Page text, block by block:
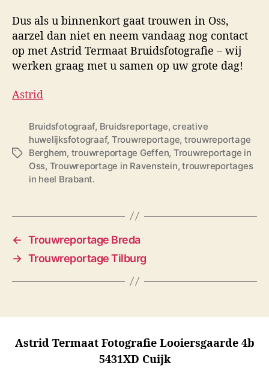
Dus als u binnenkort gaat trouwen in Oss,
aarzel dan niet en neem vandaag nog contact
op met Astrid Termaat Bruidsfotografie – wij
werken graag met u samen op uw grote dag!
Astrid
T
Bruidsfotograaf, Bruidsreportage,creative
huwelijksfotograaf, Trouwreportage, trouwreportage
Berghem, trouwreportage Geffen, Trouwreportage in
Oss, Trouwreportage in Ravenstein,trouwreportages
in heel Brabant.
← Trouwreportage Breda
→ Trouwreportage Tilburg
Astrid Termaat Fotografie Looiersgaarde 4b
5431XD Cuijk